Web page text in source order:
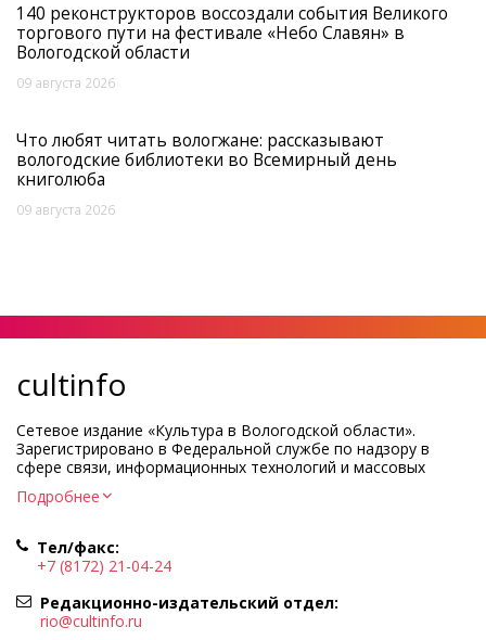
140 реконструкторов воссоздали события Великого
торгового пути на фестивале «Небо Славян» в
Вологодской области
09 августа 2026
Что любят читать вологжане: рассказывают
вологодские библиотеки во Всемирный день
книголюба
09 августа 2026
cultinfo
Сетевое издание «Культура в Вологодской области».
Зарегистрировано в Федеральной службе по надзору в
сфере связи, информационных технологий и массовых
Регистрационный номер и дата принятия решения о
Учредитель КУ ВО «Информационно-аналитический центр
культуры»
Адрес учредителя и редакции: 160000, Вологодская обл., г.
Вологда, ул. Марии Ульяновой, д.10
Главный редактор — Легчанова Елена Григорьевна
Подробнее
Тел/факс:
+7 (8172) 21-04-24
Редакционно-издательский отдел:
rio@cultinfo.ru